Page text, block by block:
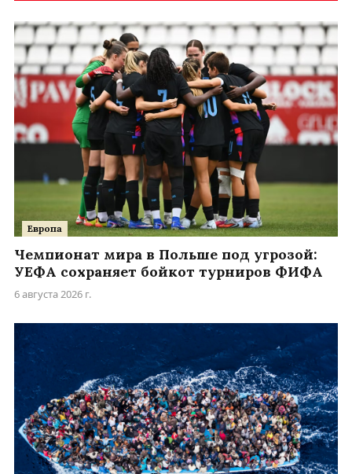
Европа
Чемпионат мира в Польше под угрозой:
УЕФА сохраняет бойкот турниров ФИФА
6 августа 2026 г.